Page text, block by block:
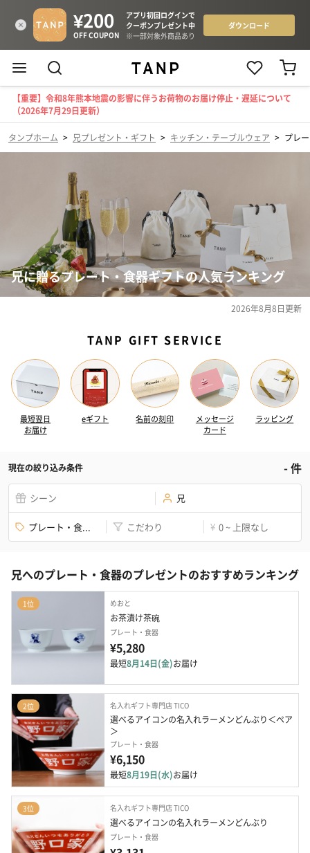
【重要】令和8年熊本地震の影響に伴うお荷物のお届け停止・遅延について
（2026年7月29日更新）
タンプホーム > 兄プレゼント・ギフト > キッチン・テーブルウェア > プレ
兄に贈るプレート・食器ギフトの人気ランキング
2026年8月8日更新
TANP GIFT SERVICE
最短翌日
お届け
eギフト 名前の刻印
メッセージ
カード
ラッピング
現在の絞り込み条件 -件
シーン 兄
プレート・食... こだわり ¥ 0 ~ 上限なし
兄へのプレート・食器のプレゼントのおすすめランキング
1位 めおと
お茶漬け茶碗
プレート・食器
¥5,280
最短8月14日(金)お届け
2位 名入れギフト専門店 TICO
選べるアイコンの名入れラーメンどんぶり＜ペア
＞
プレート・食器
¥6,150
最短8月19日(水)お届け
3位 名入れギフト専門店 TICO
選べるアイコンの名入れラーメンどんぶり
プレート・食器